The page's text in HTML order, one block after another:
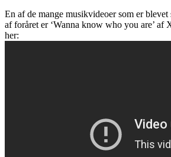
En af de mange musikvideoer som er
af foråret er ‘Wanna know who you are’ af
her: